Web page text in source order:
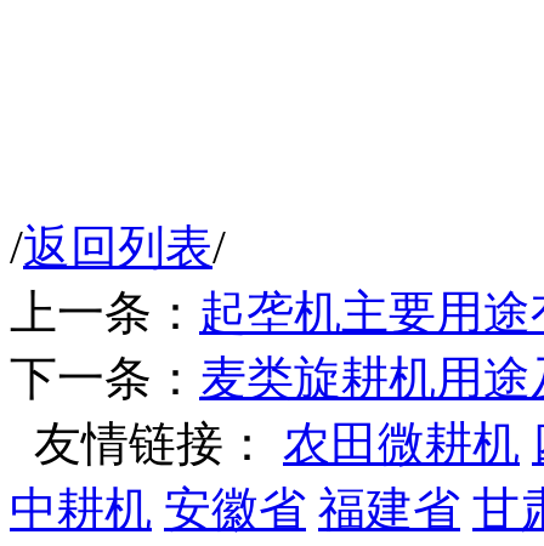
/返回列表/
上一条： 起垄机主要用
下一条： 麦类旋耕机用
友情链接： 农田微耕机
中耕机 安徽省 福建省 甘